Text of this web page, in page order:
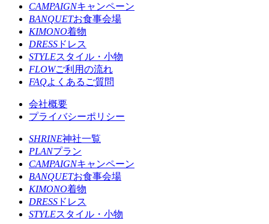
CAMPAIGNキャンペーン
BANQUETお食事会場
KIMONO着物
DRESS ドレス
STYLEスタイル・小物
FLOWご利用の流れ
FAQよくあるご質問
会社概要
プライバシーポリシー
SHRINE神社一覧
PLANプラン
CAMPAIGNキャンペーン
BANQUETお食事会場
KIMONO着物
DRESS ドレス
STYLEスタイル・小物